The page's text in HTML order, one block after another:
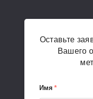
Оставьте
Вашего
Имя *